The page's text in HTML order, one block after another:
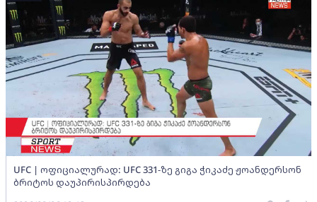
UFC | ოფიციალურად: UFC 331-ზე გიგა ჭიკაძე ჟოანდერსონ
ბრიტოს დაუპირისპირდება